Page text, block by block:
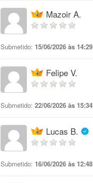
Mazoir A.
Submetido: 15/06/2026 às 14:29
Felipe V.
Submetido: 22/06/2026 às 15:34
Lucas B.
Submetido: 16/06/2026 às 12:48